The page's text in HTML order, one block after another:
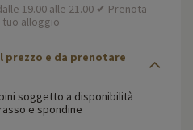
19.00 alle 21.00 ✔ Prenota
alloggio
prezzo e da prenotare
soggetto a disponibilità
e spondine